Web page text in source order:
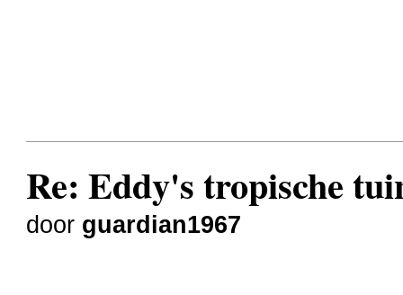
Re: Eddy's tropische
door guardian1967